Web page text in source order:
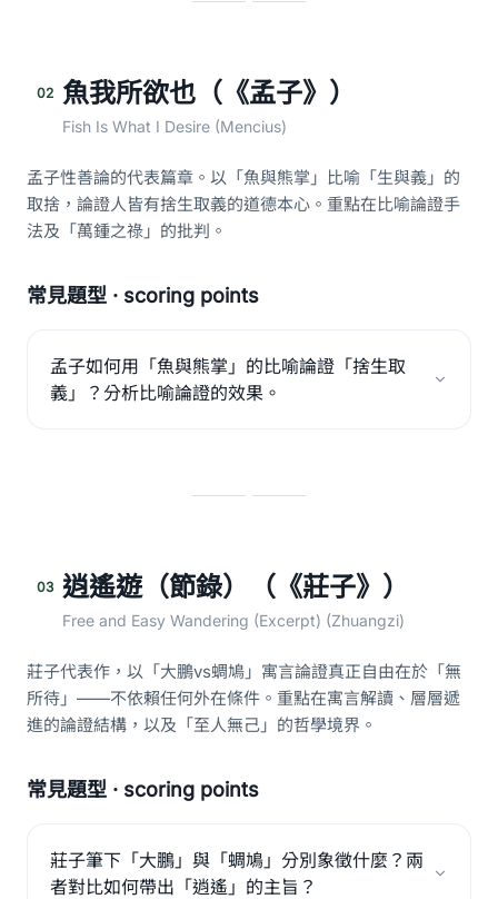
02 魚我所欲也（《孟子》）
Fish Is What I Desire (Mencius)
孟子性善論的代表篇章。以「魚與熊掌」比喻「生與義」的
取捨，論證人皆有捨生取義的道德本心。重點在比喻論證手
法及「萬鍾之祿」的批判。
常見題型 · scoring points
孟子如何用「魚與熊掌」的比喻論證「捨生取
義」？分析比喻論證的效果。
03 逍遙遊（節錄）（《莊子》）
Free and Easy Wandering (Excerpt) (Zhuangzi)
莊子代表作，以「大鵬vs蜩鳩」寓言論證真正自由在於「無
所待」——不依賴任何外在條件。重點在寓言解讀、層層遞
進的論證結構，以及「至人無己」的哲學境界。
常見題型 · scoring points
莊子筆下「大鵬」與「蜩鳩」分別象徵什麼？兩
者對比如何帶出「逍遙」的主旨？